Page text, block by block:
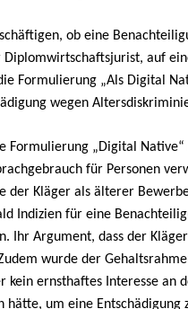
ob eine
auf
Formulierung „Als Digital
wegen
Formulierung „Digital
für Personen
der Kläger als älterer
Indizien für eine
Ihr Argument, dass der
wurde der
kein ernsthaftes Interesse
um eine